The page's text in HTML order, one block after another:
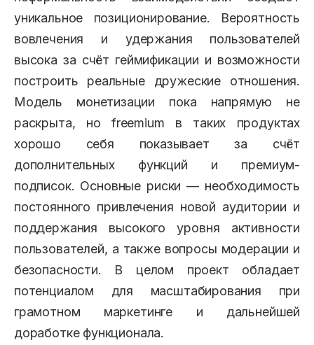
уникальное позиционирование. Вероятность
вовлечения и удержания пользователей
высока за счёт геймификации и возможности
построить реальные дружеские отношения.
Модель монетизации пока напрямую не
раскрыта, но freemium в таких продуктах
хорошо себя показывает за счёт
дополнительных функций и премиум-
подписок. Основные риски — необходимость
постоянного привлечения новой аудитории и
поддержания высокого уровня активности
пользователей, а также вопросы модерации и
безопасности. В целом проект обладает
потенциалом для масштабирования при
грамотном маркетинге и дальнейшей
доработке функционала.